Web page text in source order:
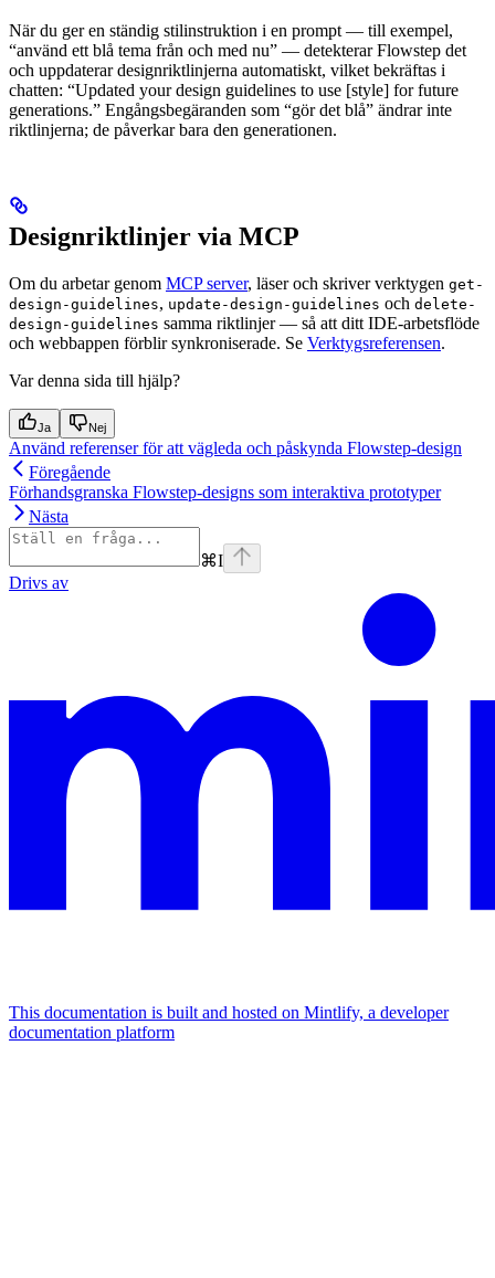
När du ger en ständig stilinstruktion i en prompt — till exempel,
“använd ett blå tema från och med nu” — detekterar Flowstep det
och uppdaterar designriktlinjerna automatiskt, vilket bekräftas i
chatten: “Updated your design guidelines to use [style] for future
generations.” Engångsbegäranden som “gör det blå” ändrar inte
riktlinjerna; de påverkar bara den generationen.
Designriktlinjer via MCP
Om du arbetar genom MCP server, läser och skriver verktygen get-
design-guidelines, update-design-guidelines och delete-
design-guidelines samma riktlinjer — så att ditt IDE-arbetsflöde
och webbappen förblir synkroniserade. Se Verktygsreferensen.
Var denna sida till hjälp?
Ja Nej
Använd referenser för att vägleda och påskynda Flowstep-design
Föregående
Förhandsgranska Flowstep-designs som interaktiva prototyper
Nästa
⌘I
Drivs av
This documentation is built and hosted on Mintlify, a developer
documentation platform